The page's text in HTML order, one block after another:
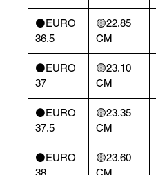
⚫️EURO
36.5
🟡22.85
CM
⚫️EURO
37
🟡23.10
CM
⚫️EURO
37.5
🟡23.35
CM
⚫️EURO
38
🟡23.60
CM